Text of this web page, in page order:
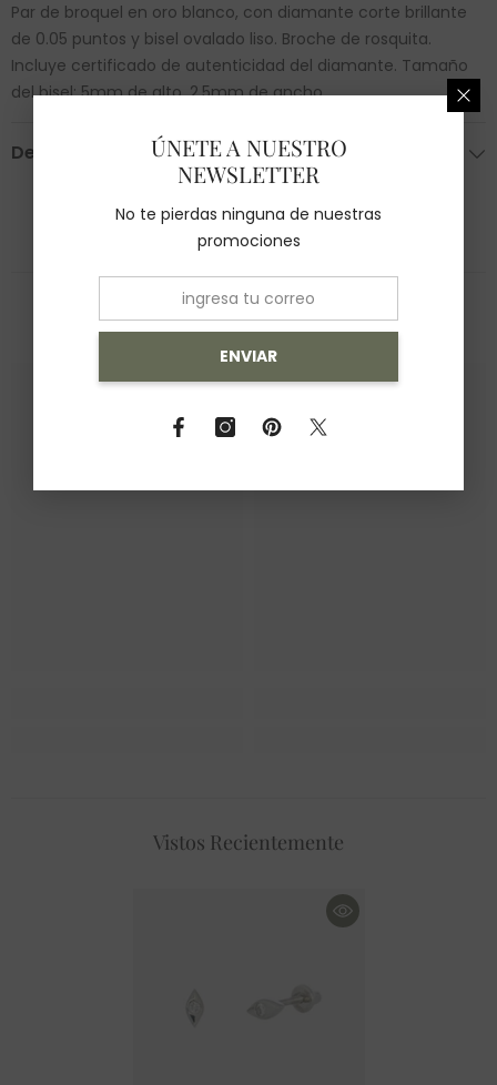
Par de broquel en oro blanco, con diamante corte brillante
de 0.05 puntos y bisel ovalado liso. Broche de rosquita.
Incluye certificado de autenticidad del diamante. Tamaño
del bisel: 5mm de alto, 2.5mm de ancho
Devoluciones
También Te Recomendamos
Vistos Recientemente
ÚNETE A NUESTRO
NEWSLETTER
No te pierdas ninguna de nuestras
promociones
ENVIAR